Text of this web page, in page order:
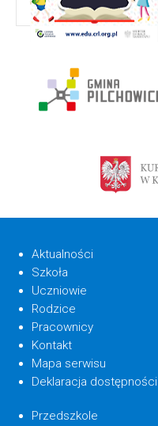
Aktualności
Szkoła
Uczniowie
Rodzice
Pracownicy
Kontakt
Mapa serwisu
Deklaracja dostępności
Przedszkole